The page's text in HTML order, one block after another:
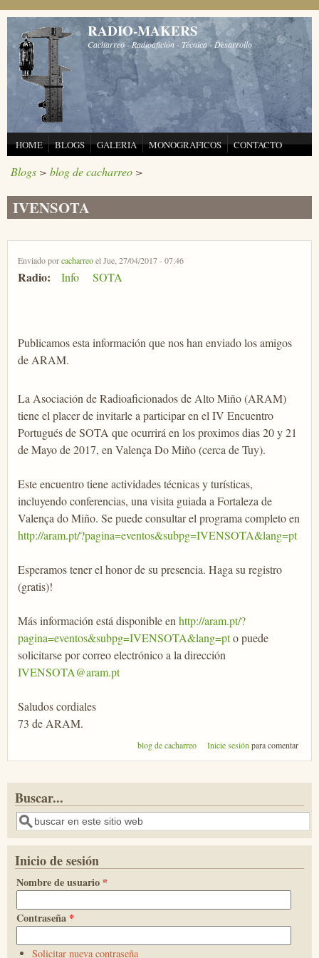
Pasar al contenido principal
RADIO-MAKERS
Cacharreo - Radioafición - Técnica - Desarrollo
HOME BLOGS GALERIA MONOGRAFICOS CONTACTO
Blogs > blog de cacharreo >
IVENSOTA
Enviado porcacharreoel Jue, 27/04/2017 - 07:46
Radio: Info SOTA
Publicamos esta información que nos han enviado los amigos
de ARAM.
La Asociación de Radioaficionados de Alto Miño (ARAM)
tiene el placer de invitarle a participar en el IV Encuentro
Portugués de SOTA que ocurrirá en los proximos dias 20 y 21
de Mayo de 2017, en Valença Do Miño (cerca de Tuy).
Este encuentro tiene actividades técnicas y turísticas,
incluyendo conferencias, una visita guiada a Fortaleza de
Valença do Miño. Se puede consultar el programa completo en
http://aram.pt/?pagina=eventos&subpg=IVENSOTA&lang=pt
Esperamos tener el honor de su presencia. Haga su registro
(gratis)!
Más información está disponible en http://aram.pt/?
pagina=eventos&subpg=IVENSOTA&lang=pto puede
solicitarse por correo electrónico a la dirección
IVENSOTA@aram.pt
Saludos cordiales
73 de ARAM.
blog de cacharreo Inicie sesión para comentar
Buscar...
Buscar
Inicio de sesión
Nombre de usuario *
Contraseña *
Solicitar nueva contraseña